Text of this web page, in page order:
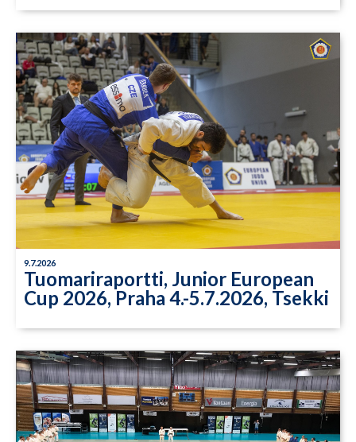
9.7.2026
Tuomariraportti, Junior European
Cup 2026, Praha 4.-5.7.2026, Tsekki